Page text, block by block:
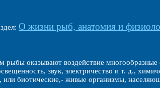
О жизни рыб, анатомия и
рыбы оказывают воздействие
звук, электричество и т. д.,
или биотические,- живые организмы,